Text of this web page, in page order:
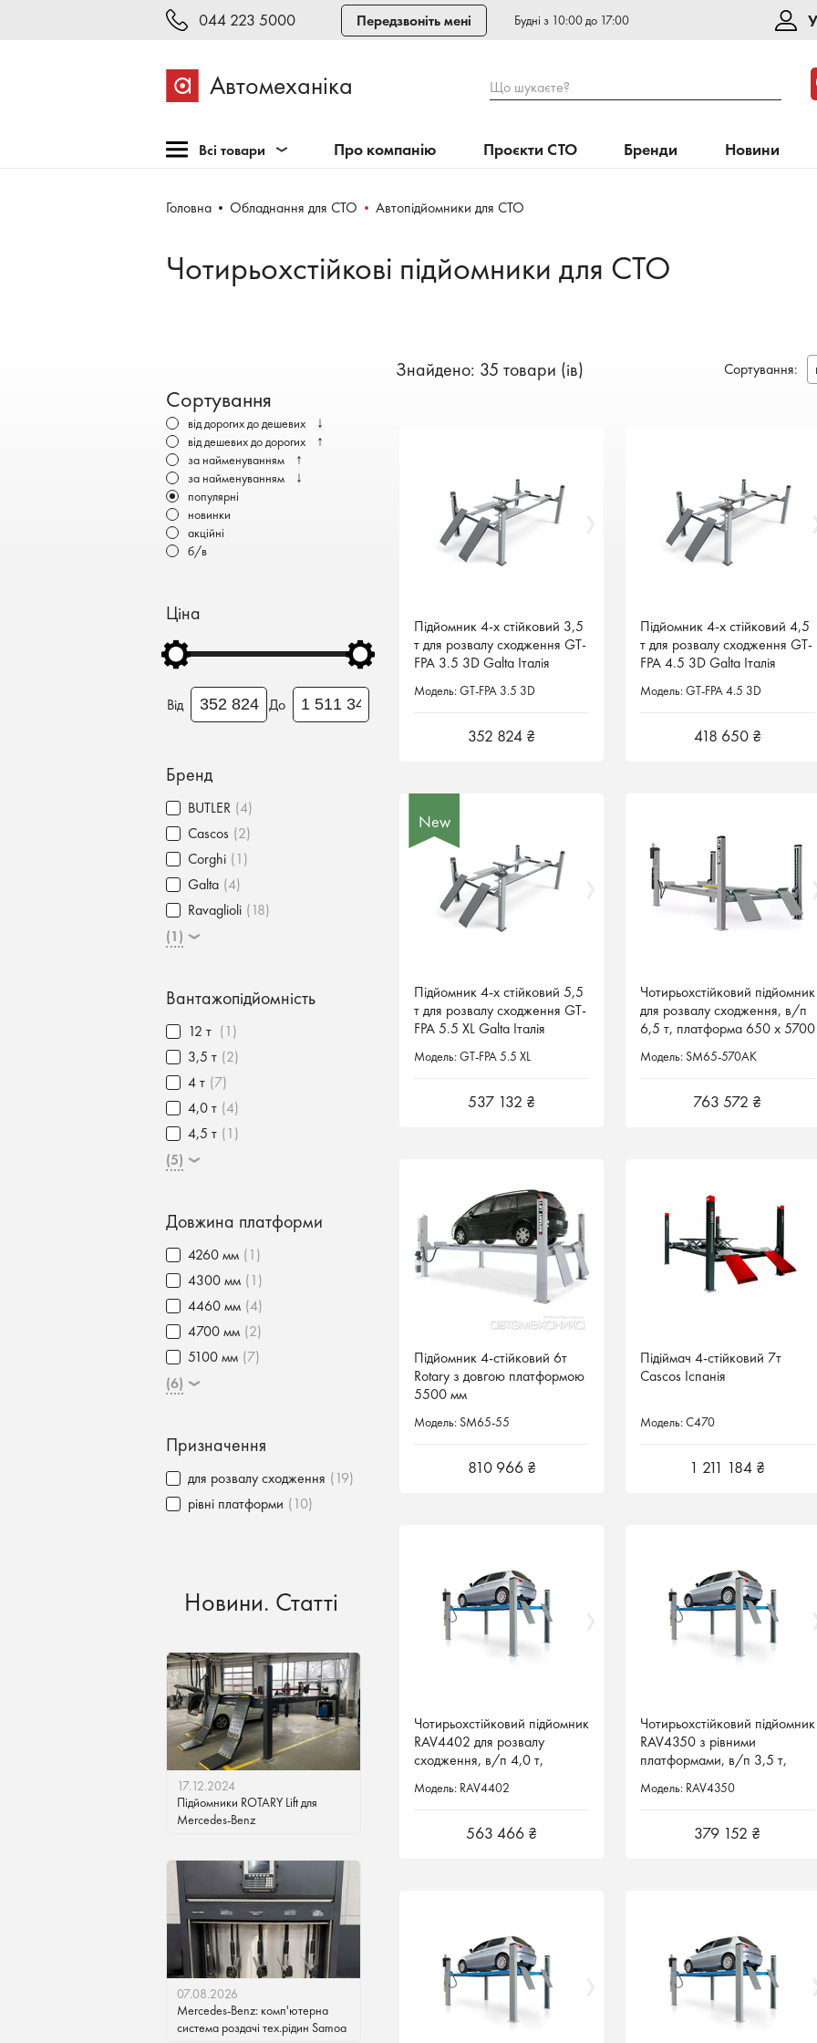
044 223 5000 Передзвоніть мені Будні з 10:00 до 17:00
Автомеханіка Що шукаєте?
Всі товари
Обладнання для СТО
шиномонтажу
Бронеавтомобілі
Електромобілі
Про компанію Проєкти СТО Бренди Новини
Головна Обладнання для СТО Автопідйомники для СТО
Чотирьохстійкові підйомники для СТО
Сортування
від дорогих до дешевих ↓
від дешевих до дорогих ↑
за найменуванням ↑
за найменуванням ↓
популярні
новинки
акційні
б/в
Ціна
Від До
Бренд
BUTLER (4)
Cascos (2)
Corghi (1)
Galta (4)
Ravaglioli (18)
(1)
Вантажопідйомність
12 т (1)
3,5 т (2)
4 т (7)
4,0 т (4)
4,5 т (1)
(5)
Довжина платформи
4260 мм (1)
4300 мм (1)
4460 мм (4)
4700 мм (2)
5100 мм (7)
(6)
Призначення
для розвалу сходження (19)
рівні платформи (10)
Новини. Статті
17.12.2024
Підйомники ROTARY Lift для
Mercedes-Benz
07.08.2026
Mercedes-Benz: комп'ютерна
система роздачі тех.рідин Samoa
Знайдено: 35 товари (ів) Сортування:
Підйомник 4-х стійковий 3,5
т для розвалу сходження GT-
FPA 3.5 3D Galta Італія
Модель: GT-FPA 3.5 3D
352 824 ₴
Підйомник 4-х стійковий 3,5
т для розвалу сходження GT-
FPA 3.5 3D Galta Італія
Модель: GT-FPA 3.5 3D
352 824 ₴
Підйомник 4-х стійковий 4,5
т для розвалу сходження GT-
FPA 4.5 3D Galta Італія
Модель: GT-FPA 4.5 3D
418 650 ₴
Підйомник 4-х стійковий 4,5
т для розвалу сходження GT-
FPA 4.5 3D Galta Італія
Модель: GT-FPA 4.5 3D
418 650 ₴
New
Підйомник 4-х стійковий 5,5
т для розвалу сходження GT-
FPA 5.5 XL Galta Італія
Модель: GT-FPA 5.5 XL
537 132 ₴
New
Підйомник 4-х стійковий 5,5
т для розвалу сходження GT-
FPA 5.5 XL Galta Італія
Модель: GT-FPA 5.5 XL
537 132 ₴
Чотирьохстійковий підйомник
для розвалу сходження, в/п
6,5 т, платформа 650 x 5700
Модель: SM65-570AK
763 572 ₴
Чотирьохстійковий підйомник
для розвалу сходження, в/п
6,5 т, платформа 650 x 5700
Модель: SM65-570AK
763 572 ₴
Підйомник 4-стійковий 6т
Rotary з довгою платформою
5500 мм
Модель: SM65-55
810 966 ₴
Підйомник 4-стійковий 6т
Rotary з довгою платформою
5500 мм
Модель: SM65-55
810 966 ₴
Підіймач 4-стійковий 7т
Cascos Іспанія
Модель: C470
1 211 184 ₴
Підіймач 4-стійковий 7т
Cascos Іспанія
Модель: C470
1 211 184 ₴
Чотирьохстійковий підйомник
RAV4402 для розвалу
сходження, в/п 4,0 т,
Ravaglioli
Модель: RAV4402
563 466 ₴
Чотирьохстійковий підйомник
RAV4402 для розвалу
сходження, в/п 4,0 т,
Ravaglioli
Модель: RAV4402
563 466 ₴
Чотирьохстійковий підйомник
RAV4350 з рівними
платформами, в/п 3,5 т,
Ravaglioli Італія
Модель: RAV4350
379 152 ₴
Чотирьохстійковий підйомник
RAV4350 з рівними
платформами, в/п 3,5 т,
Ravaglioli Італія
Модель: RAV4350
379 152 ₴